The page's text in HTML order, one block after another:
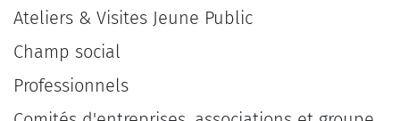
Ateliers & Visites Jeune Public
Champ social
Professionnels